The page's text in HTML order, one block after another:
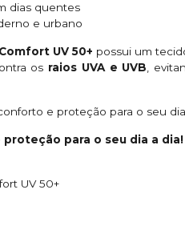
dias quentes
e urbano
UV 50+ possui um
os raios UVA e UVB ,
e proteção para o seu dia
para o seu dia a dia!
UV 50+